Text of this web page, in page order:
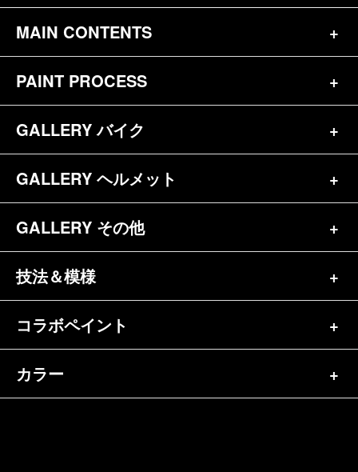
MAIN CONTENTS
トップページ
お問合せ
参考価格
キャンディペイントとは？
メディア掲載（18）
ペイントワンポイント（9）
ペイント済商品（11）
PAINT PROCESS
バイク（180）
ヘルメット（84）
GALLERY バイク
バイク一覧（184）
ハーレー（141）
ホンダ（20）
スズキ（8）
GALLERY ヘルメット
ヘルメット一覧（139）
半ヘル（39）
フルフェイス（23）
GALLERY その他
その他一覧（92）
自転車&三輪車（11）
車パーツ（9）
技法＆模様
シンプル（38）
グラフィック（88）
コラボペイント
エアブラシ（23）
カラー